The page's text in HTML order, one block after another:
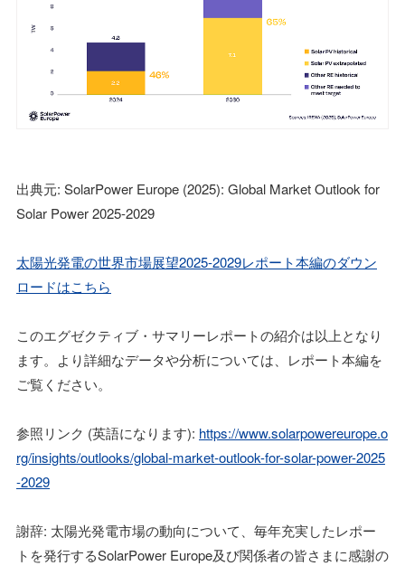
出典元: SolarPower Europe (2025): Global Market Outlook for
Solar Power 2025-2029
太陽光発電の世界市場展望2025-2029レポート本編のダウン
ロードはこちら
このエグゼクティブ・サマリーレポートの紹介は以上となり
ます。より詳細なデータや分析については、レポート本編を
ご覧ください。
参照リンク (英語になります): https://www.solarpowereurope.o
rg/insights/outlooks/global-market-outlook-for-solar-power-2025
-2029
謝辞: 太陽光発電市場の動向について、毎年充実したレポー
トを発行するSolarPower Europe及び関係者の皆さまに感謝の